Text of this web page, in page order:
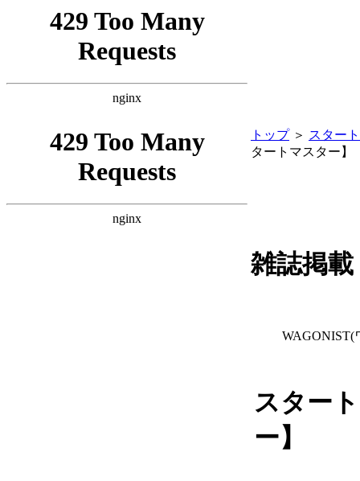
トップ＞ スター
タートマスター】
雑誌掲載
WAGONIST(
スター
ー】